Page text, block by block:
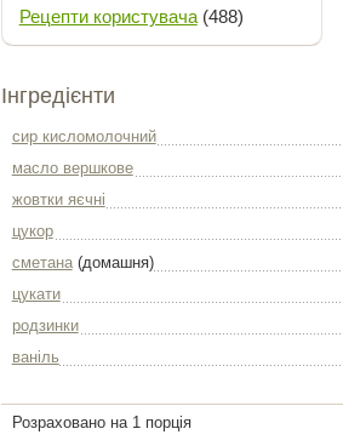
Рецепти користувача(488)
Інгредієнти
сир кисломолочний
масло вершкове
жовтки яєчні
цукор
сметана(домашня)
цукати
родзинки
ваніль
Розраховано на 1 порція